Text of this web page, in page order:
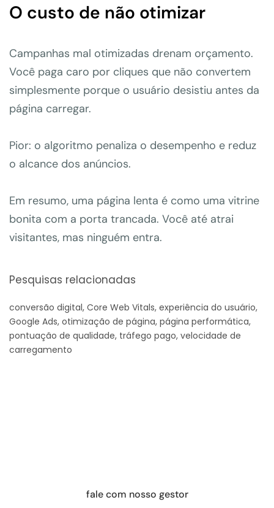
O custo de não otimizar
Campanhas mal otimizadas drenam orçamento.
Você paga caro por cliques que não convertem
simplesmente porque o usuário desistiu antes da
página carregar.
Pior: o algoritmo penaliza o desempenho e reduz
o alcance dos anúncios.
Em resumo, uma página lenta é como uma vitrine
bonita com a porta trancada. Você até atrai
visitantes, mas ninguém entra.
Pesquisas relacionadas
conversão digital, Core Web Vitals, experiência do usuário,
Google Ads, otimização de página, página performática,
pontuação de qualidade, tráfego pago, velocidade de
carregamento
fale com nosso gestor